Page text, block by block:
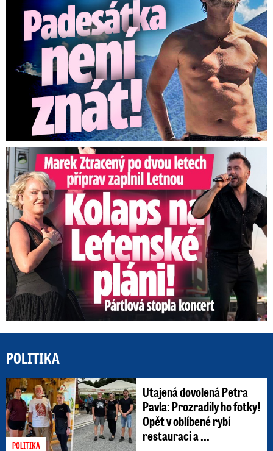
Marek Ztracený na Letné: Pártlová stopla koncert
POLITIKA
POLITIKA
Utajená dovolená Petra
Pavla: Prozradily ho fotky!
Opět v oblíbené rybí
restauraci a ...